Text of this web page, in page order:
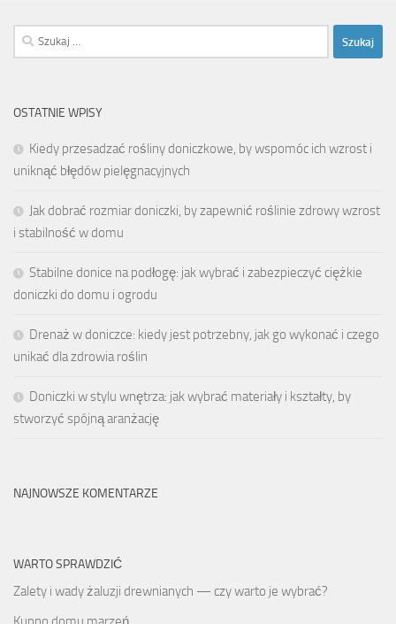
Szukaj:
OSTATNIE WPISY
Kiedy przesadzać rośliny doniczkowe, by wspomóc ich wzrost i
uniknąć błędów pielęgnacyjnych
Jak dobrać rozmiar doniczki, by zapewnić roślinie zdrowy wzrost
i stabilność w domu
Stabilne donice na podłogę: jak wybrać i zabezpieczyć ciężkie
doniczki do domu i ogrodu
Drenaż w doniczce: kiedy jest potrzebny, jak go wykonać i czego
unikać dla zdrowia roślin
Doniczki w stylu wnętrza: jak wybrać materiały i kształty, by
stworzyć spójną aranżację
NAJNOWSZE KOMENTARZE
WARTO SPRAWDZIĆ
Zalety i wady żaluzji drewnianych — czy warto je wybrać?